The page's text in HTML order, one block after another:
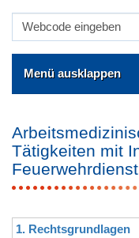
Menü ausklappen
Tätigkeiten mit
Feuerwehrdienst
1. Rechtsgrundlagen